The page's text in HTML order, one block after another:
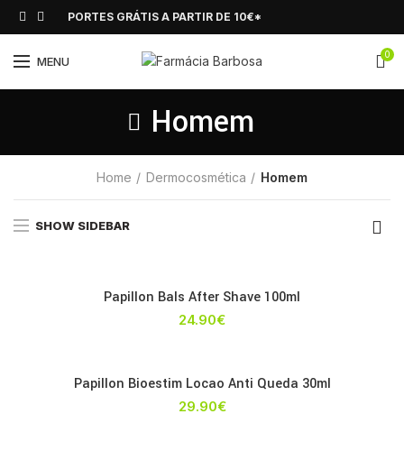
PORTES GRÁTIS A PARTIR DE 10€*
MENU 0
Homem
Home Dermocosmética Homem
SHOW SIDEBAR
Papillon Bals After Shave 100ml
24.90€
Papillon Bioestim Locao Anti Queda 30ml
29.90€